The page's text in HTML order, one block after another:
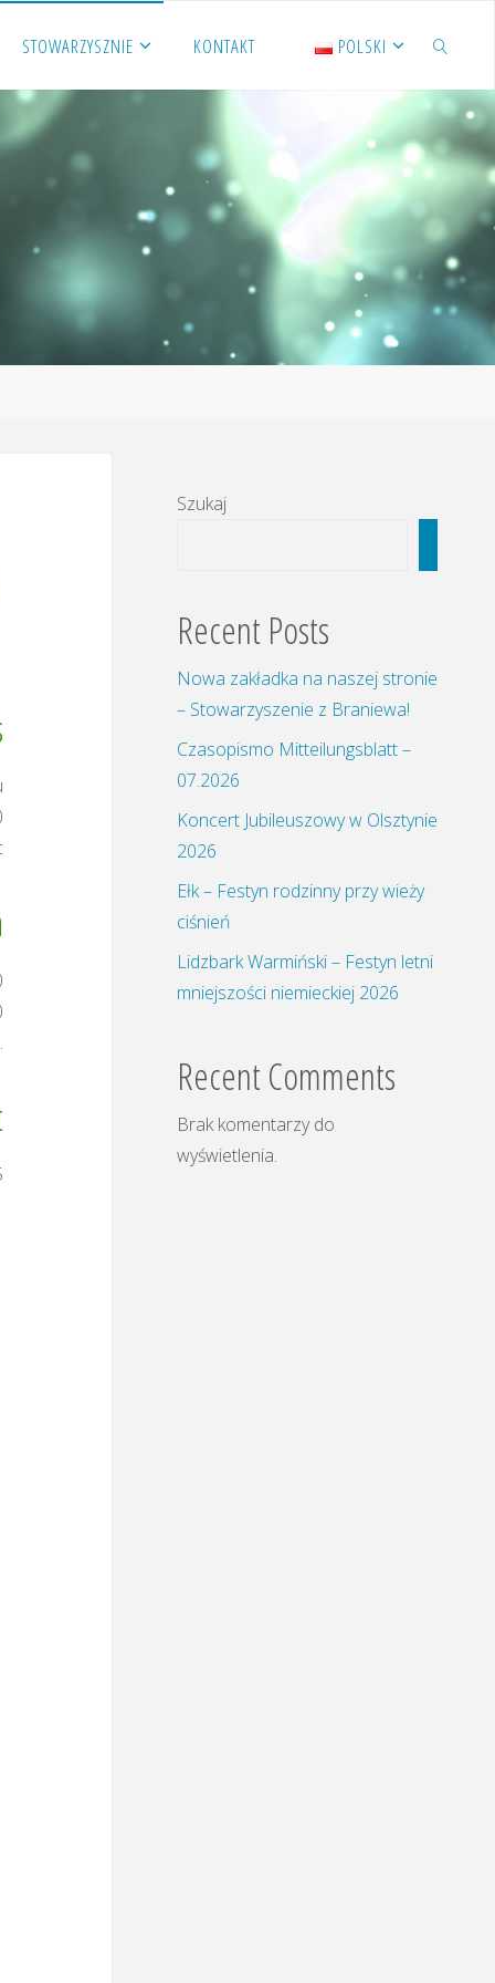
STOWARZYSZNIE KONTAKT POLSKI
SZUKAJ
Szukaj
Recent Posts
Nowa zakładka na naszej stronie
– Stowarzyszenie z Braniewa!
Czasopismo Mitteilungsblatt –
07.2026
Koncert Jubileuszowy w Olsztynie
2026
Ełk – Festyn rodzinny przy wieży
ciśnień
Lidzbark Warmiński – Festyn letni
mniejszości niemieckiej 2026
Recent Comments
Brak komentarzy do
wyświetlenia.